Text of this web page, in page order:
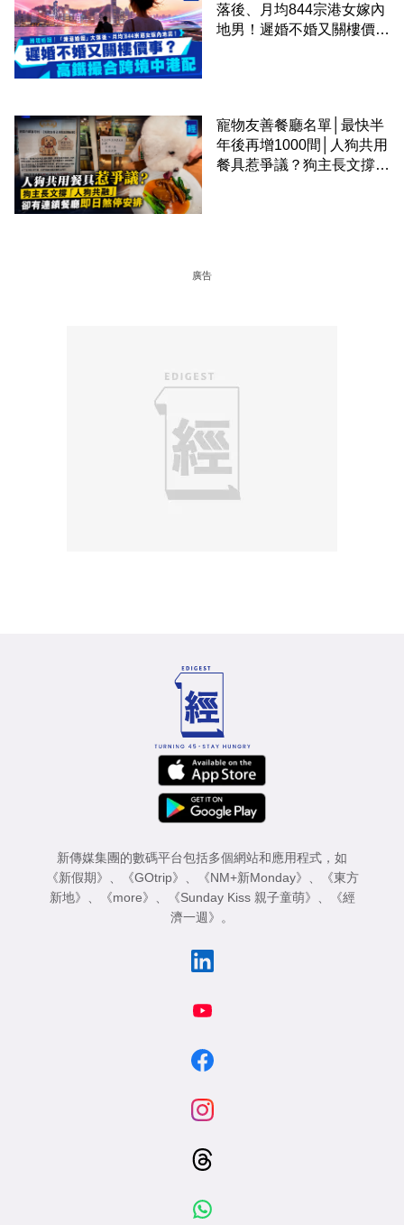
落後、月均844宗港女嫁內
地男！遲婚不婚又關樓價
寵物友善餐廳名單│最快半
年後再增1000間│人狗共用
餐具惹爭議？狗主長文撐
廣告
新傳媒集團的數碼平台包括多個網站和應用程式，如
《新假期》
《GOtrip》 《NM+新Monday》
《東方
新地》
《more》 《Sunday Kiss 親子童萌》
《經
濟一週》
。